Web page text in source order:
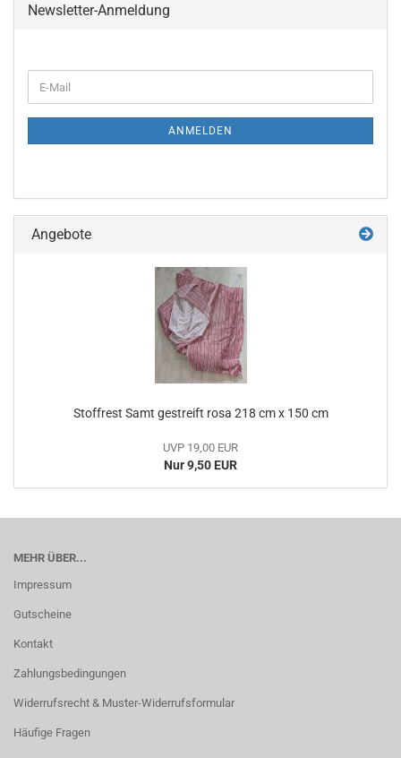
Newsletter-Anmeldung
ZUR
E-
Mail
ANMELDEN
Angebote
Stoffrest Samt gestreift rosa 218 cm x 150 cm
UVP 19,00 EUR
Nur 9,50 EUR
MEHR ÜBER...
Impressum
Gutscheine
Kontakt
Zahlungsbedingungen
Widerrufsrecht & Muster-Widerrufsformular
Häufige Fragen